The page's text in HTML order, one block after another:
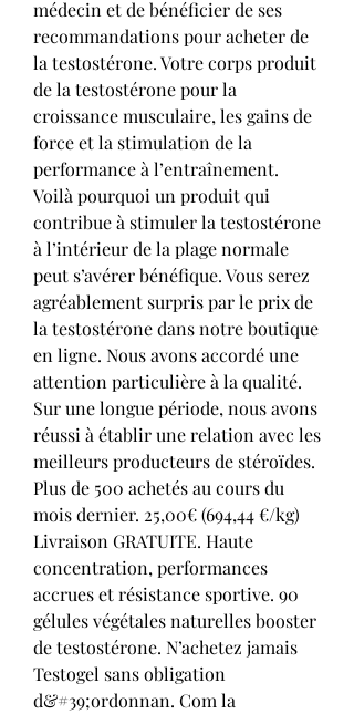
médecin et de bénéficier de ses
recommandations pour acheter de
la testostérone. Votre corps produit
de la testostérone pour la
croissance musculaire, les gains de
force et la stimulation de la
performance à l’entraînement.
Voilà pourquoi un produit qui
contribue à stimuler la testostérone
à l’intérieur de la plage normale
peut s’avérer bénéfique. Vous serez
agréablement surpris par le prix de
la testostérone dans notre boutique
en ligne. Nous avons accordé une
attention particulière à la qualité.
Sur une longue période, nous avons
réussi à établir une relation avec les
meilleurs producteurs de stéroïdes.
Plus de 500 achetés au cours du
mois dernier. 25,00€ (694,44 €/kg)
Livraison GRATUITE. Haute
concentration, performances
accrues et résistance sportive. 90
gélules végétales naturelles booster
de testostérone. N’achetez jamais
Testogel sans obligation
d&#39;ordonnan. Com la